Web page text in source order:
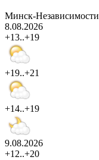
Минск-Независимости
8.08.2026
+13..+19
+19..+21
+14..+19
9.08.2026
+12..+20